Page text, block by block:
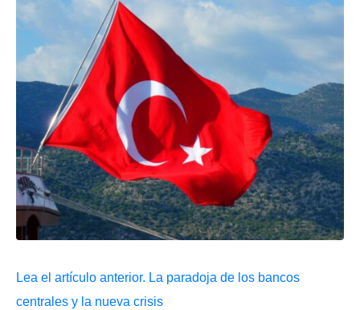
Lea el artículo anterior. La paradoja de los bancos
centrales y la nueva crisis